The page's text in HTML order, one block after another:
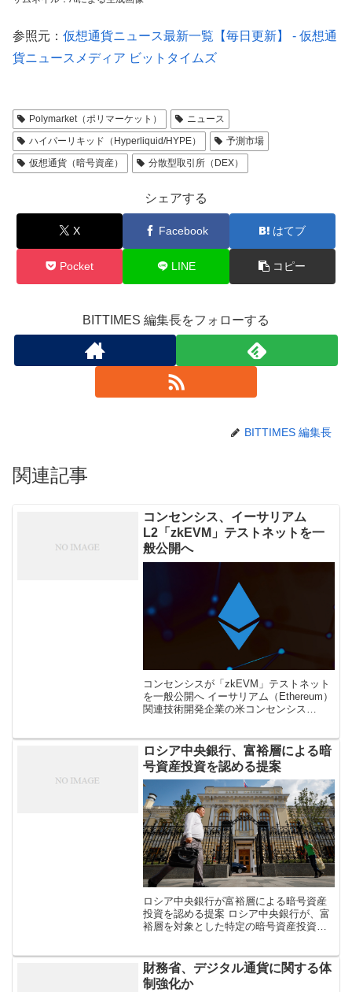
参照元： 仮想通貨ニュース最新一覧【毎日更新】 - 仮想通
貨ニュースメディア ビットタイムズ
Polymarket（ポリマーケット）
ニュース
ハイパーリキッド（Hyperliquid/HYPE）
予測市場
仮想通貨（暗号資産）
分散型取引所（DEX）
シェアする
X Facebook はてブ
Pocket LINE コピー
BITTIMES 編集長をフォローする
BITTIMES 編集長
関連記事
コンセンシス、イーサリアム
L2「zkEVM」テストネットを一
般公開へ
コンセンシスが「zkEVM」テストネット
を一般公開へ イーサリアム（Ethereum）
関連技術開発企業の米コンセンシス
ロシア中央銀行、富裕層による暗
号資産投資を認める提案
ロシア中央銀行が富裕層による暗号資産
投資を認める提案 ロシア中央銀行が、富
裕層を対象とした特定の暗号資産投資に
にする計画を3月12日に発表した。 同
[…]
財務省、デジタル通貨に関する体
制強化か